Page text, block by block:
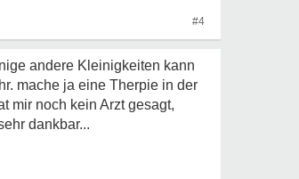
#4
andere Kleinigkeiten kann
mache ja eine Therpie in der
mir noch kein Arzt gesagt,
dankbar...